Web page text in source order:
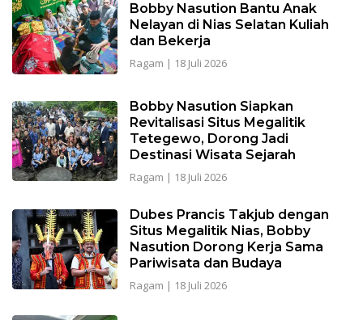
Bobby Nasution Bantu Anak
Nelayan di Nias Selatan Kuliah
dan Bekerja
Ragam | 18 Juli 2026
Bobby Nasution Siapkan
Revitalisasi Situs Megalitik
Tetegewo, Dorong Jadi
Destinasi Wisata Sejarah
Ragam | 18 Juli 2026
Dubes Prancis Takjub dengan
Situs Megalitik Nias, Bobby
Nasution Dorong Kerja Sama
Pariwisata dan Budaya
Ragam | 18 Juli 2026